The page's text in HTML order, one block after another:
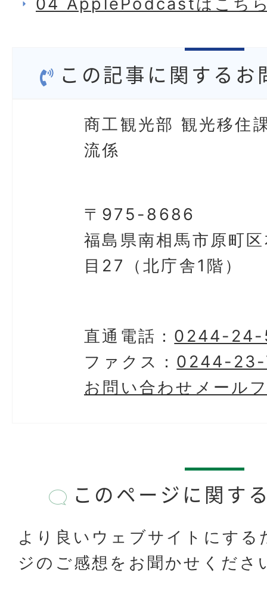
この記事に関するお
商工観光部 観光移住
流係
〒975-8686
福島県南相馬市原町
目27（北庁舎1階）
直通電話： 0244-
ファクス： 0244-
お問い合わせメール
このページに関す
より良いウェブサイトにする
ジのご感想をお聞かせくださ